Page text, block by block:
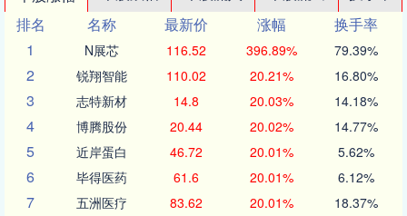
排名
名称 最新价 涨幅
换手率
1
N展芯 116.52 396.89% 79.39%
2 锐翔智能 110.02 20.21% 16.80%
3 志特新材 14.8 20.03% 14.18%
4 博腾股份 20.44 20.02% 14.77%
5 近岸蛋白 46.72 20.01% 5.62%
6 毕得医药 61.6 20.01% 6.12%
7 五洲医疗 83.62 20.01% 18.37%